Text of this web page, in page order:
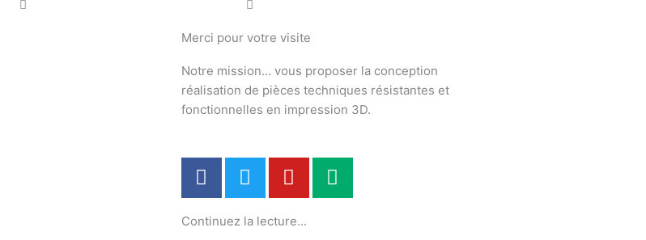
Merci pour votre visite
Notre mission… vous proposer la conception
réalisation de pièces techniques résistantes et
fonctionnelles en impression 3D.
F
a
e
T
w
t
Y
o
t
M
e
Continuez la lecture...